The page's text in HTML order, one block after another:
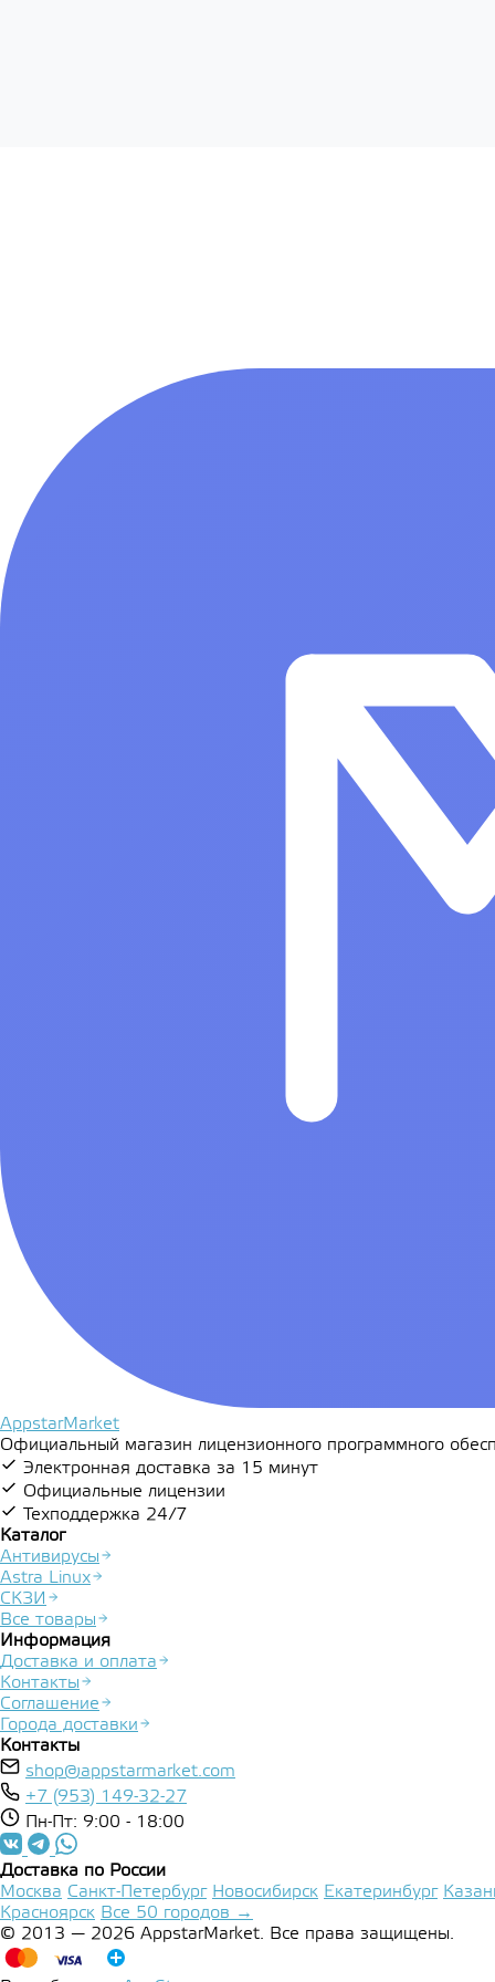
AppstarMarket
Официальный магазин лицензионного программного
Электронная доставка за 15 минут
Официальные лицензии
Техподдержка 24/7
Каталог
Антивирусы
Astra Linux
СКЗИ
Все товары
Информация
Доставка и оплата
Контакты
Соглашение
Города доставки
Контакты
shop@appstarmarket.com
+7 (953) 149-32-27
Пн-Пт: 9:00 - 18:00
Доставка по России
Москва Санкт-Петербург Новосибирск Екатеринбург
Красноярск Все 50 городов →
© 2013 — 2026 AppstarMarket. Все права защищены.